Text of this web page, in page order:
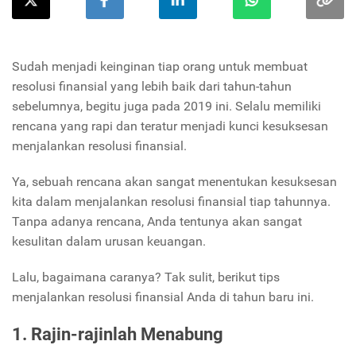
Sudah menjadi keinginan tiap orang untuk membuat
resolusi finansial yang lebih baik dari tahun-tahun
sebelumnya, begitu juga pada 2019 ini. Selalu memiliki
rencana yang rapi dan teratur menjadi kunci kesuksesan
menjalankan resolusi finansial.
Ya, sebuah rencana akan sangat menentukan kesuksesan
kita dalam menjalankan resolusi finansial tiap tahunnya.
Tanpa adanya rencana, Anda tentunya akan sangat
kesulitan dalam urusan keuangan.
Lalu, bagaimana caranya? Tak sulit, berikut tips
menjalankan resolusi finansial Anda di tahun baru ini.
1. Rajin-rajinlah Menabung